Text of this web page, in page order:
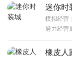
迷你时
模拟经营 |
努力经营
橡皮人